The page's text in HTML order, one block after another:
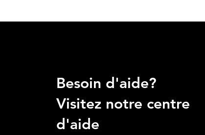
Besoin d'aide?
Visitez notre centre
d'aide